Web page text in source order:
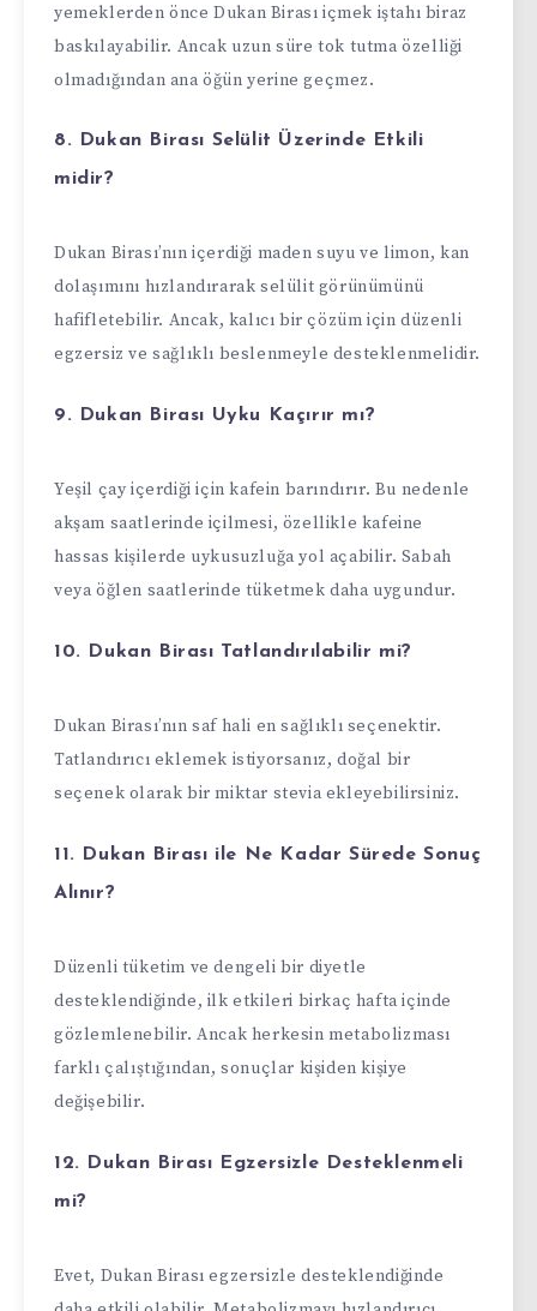
yemeklerden önce Dukan Birası içmek iştahı biraz
baskılayabilir. Ancak uzun süre tok tutma özelliği
olmadığından ana öğün yerine geçmez.
8. Dukan Birası Selülit Üzerinde Etkili
midir?
Dukan Birası’nın içerdiği maden suyu ve limon, kan
dolaşımını hızlandırarak selülit görünümünü
hafifletebilir. Ancak, kalıcı bir çözüm için düzenli
egzersiz ve sağlıklı beslenmeyle desteklenmelidir.
9. Dukan Birası Uyku Kaçırır mı?
Yeşil çay içerdiği için kafein barındırır. Bu nedenle
akşam saatlerinde içilmesi, özellikle kafeine
hassas kişilerde uykusuzluğa yol açabilir. Sabah
veya öğlen saatlerinde tüketmek daha uygundur.
10. Dukan Birası Tatlandırılabilir mi?
Dukan Birası’nın saf hali en sağlıklı seçenektir.
Tatlandırıcı eklemek istiyorsanız, doğal bir
seçenek olarak bir miktar stevia ekleyebilirsiniz.
11. Dukan Birası ile Ne Kadar Sürede Sonuç
Alınır?
Düzenli tüketim ve dengeli bir diyetle
desteklendiğinde, ilk etkileri birkaç hafta içinde
gözlemlenebilir. Ancak herkesin metabolizması
farklı çalıştığından, sonuçlar kişiden kişiye
değişebilir.
12. Dukan Birası Egzersizle Desteklenmeli
mi?
Evet, Dukan Birası egzersizle desteklendiğinde